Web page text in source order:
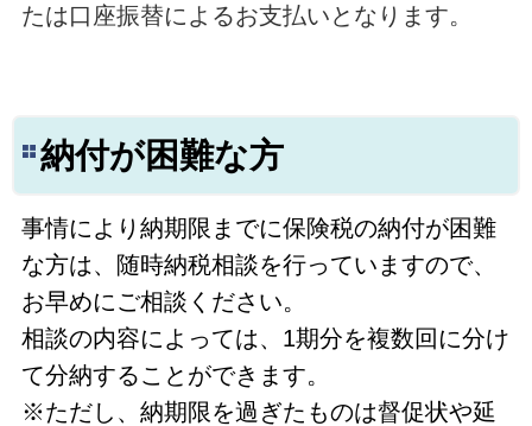
たは口座振替によるお支払いとなります。
納付が困難な方
事情により納期限までに保険税の納付が困難
な方は、随時納税相談を行っていますので、
お早めにご相談ください。
相談の内容によっては、1期分を複数回に分け
て分納することができます。
※ただし、納期限を過ぎたものは督促状や延